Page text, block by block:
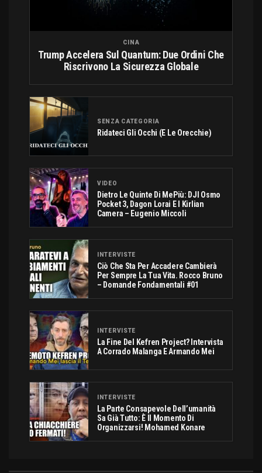
CINA
Trump Accelera Sul Quantum: Due Ordini Che
Riscrivono La Sicurezza Globale
SENZA CATEGORIA
Ridateci Gli Occhi (e Le Orecchie)
VIDEO
Dietro Le Quinte Di MePiù: DJI Osmo
Pocket 3, Dagon Lorai E I Kirlian
Camera – Eugenio Miccoli
INTERVISTE
Ciò Che Sta Per Accadere Cambierà
Per Sempre La Tua Vita. Rocco Bruno
– Domande Fondamentali #01
INTERVISTE
La Fine Del Kefren Project? Intervista
A Corrado Malanga E Armando Mei
INTERVISTE
La Parte Consapevole Dell’umanità
Sa Già Tutto: È Il Momento Di
Organizzarsi! Mohamed Konare